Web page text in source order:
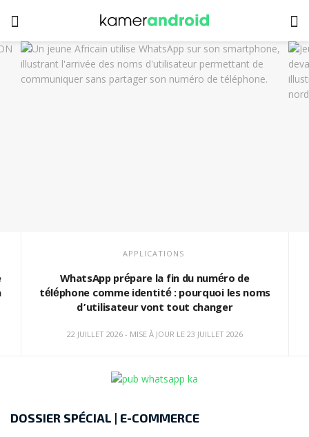
APPLICATIONS
WhatsApp prépare la fin du numéro de
téléphone comme identité : pourquoi les noms
d’utilisateur vont tout changer
22 JUILLET 2026 - MISE À JOUR LE 23 JUILLET 2026
DOSSIER SPÉCIAL | E-COMMERCE